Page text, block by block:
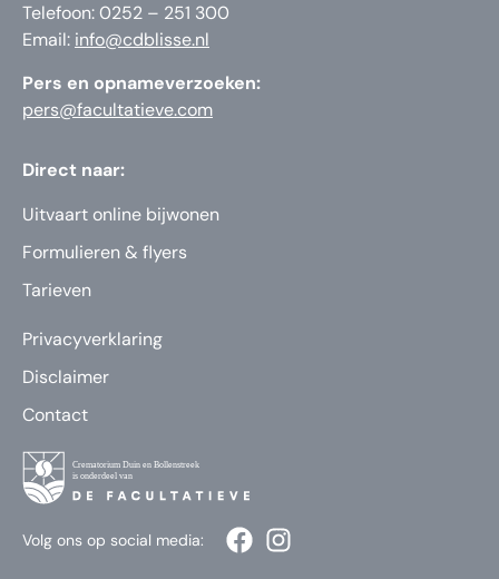
Telefoon: 0252 – 251 300
Email: info@cdblisse.nl
Pers en opnameverzoeken:
pers@facultatieve.com
Direct naar:
Uitvaart online bijwonen
Formulieren & flyers
Tarieven
Privacyverklaring
Disclaimer
Contact
Volg ons op social media: